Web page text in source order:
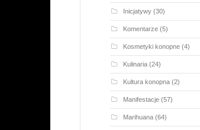
Inicjatywy(30)
Komentarze(5)
Kosmetyki konopne(4)
Kulinaria(24)
Kultura konopna(2)
Manifestacje(57)
Marihuana(64)